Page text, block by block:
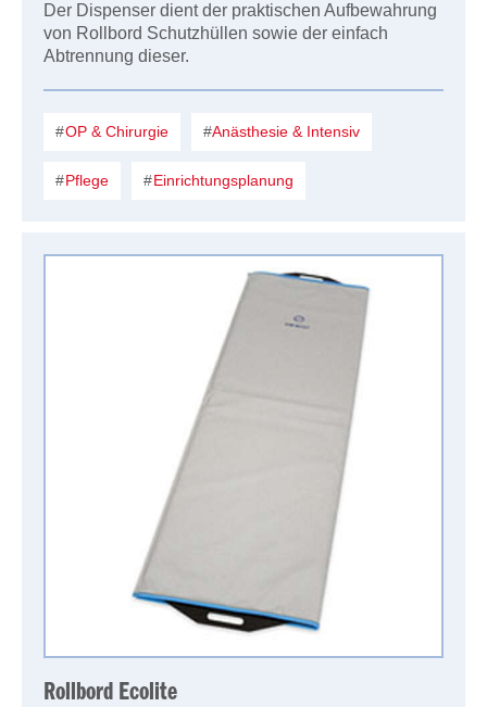
Der Dispenser dient der praktischen Aufbewahrung
von Rollbord Schutzhüllen sowie der einfach
Abtrennung dieser.
OP & Chirurgie Anästhesie & Intensiv
Pflege Einrichtungsplanung
Rollbord Ecolite